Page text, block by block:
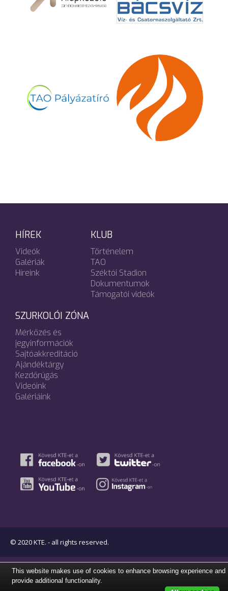
HÍREK
Videók
Galériák
Híreink
KLUB
Történelem
TAO
Széktói Stadion
Dokumentumok
Támogatói videók
SZURKOLÓI ZÓNA
Mérkőzés és
jegyinformációk
Sajtóakkreditáció
Ajándéktárgy
Kezdőrúgás
Videóink
Galériáink
© 2020 KTE. - all rights reserved.
This website makes use of cookies to enhance browsing experience and
provide additional functionality.